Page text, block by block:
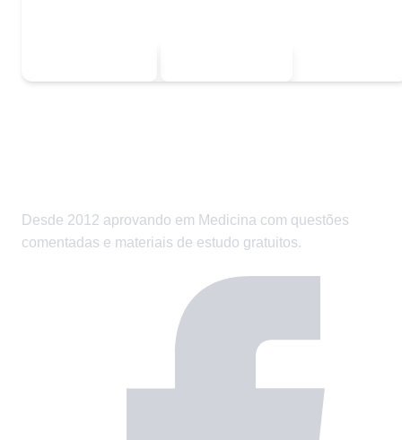
Desde 2012 aprovando em Medicina com questões
comentadas e materiais de estudo gratuitos.